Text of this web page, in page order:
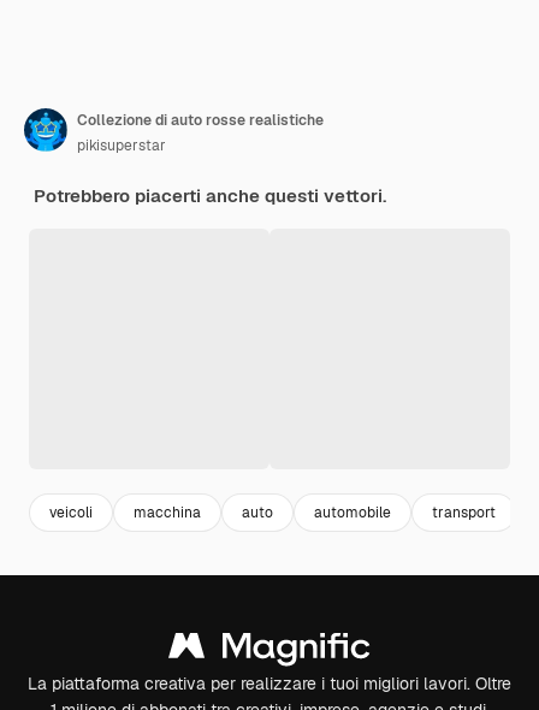
Collezione di auto rosse realistiche
pikisuperstar
Potrebbero piacerti anche questi vettori.
veicoli macchina auto automobile transport
La piattaforma creativa per realizzare i tuoi migliori lavori. Oltre